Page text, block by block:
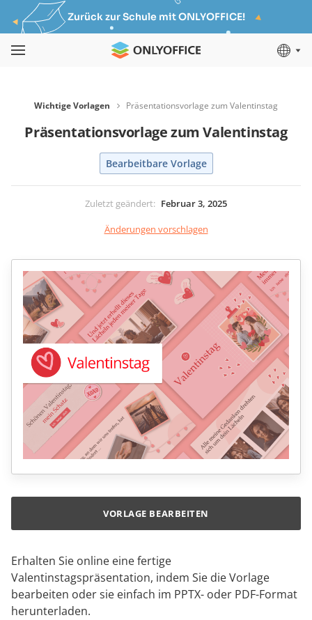
Zurück zur Schule mit ONLYOFFICE!
Wichtige Vorlagen Präsentationsvorlage zum Valentinstag
Präsentationsvorlage zum Valentinstag
Bearbeitbare Vorlage
Zuletzt geändert: Februar 3, 2025
Änderungen vorschlagen
Erhalten Sie online eine fertige
Valentinstagspräsentation, indem Sie die Vorlage
bearbeiten oder sie einfach im PPTX- oder PDF-Format
herunterladen.
VORLAGE BEARBEITEN